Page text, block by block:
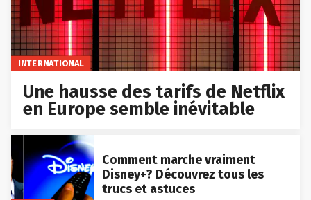
INTERNATIONAL
Une hausse des tarifs de Netflix
en Europe semble inévitable
Comment marche vraiment
Disney+? Découvrez tous les
trucs et astuces